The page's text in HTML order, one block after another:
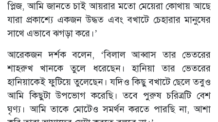
প্লিজ, আমি জানতে চাই আয়রার মতো মেয়েরা কোথায় আছে
যারা প্রকাশ্যে একজন উদ্ধত এবং বখাটে চেহারার মানুষের
সাথে এভাবে ঝগড়া করে।’
আরেকজন দর্শক বলেন, ‘বিলাল আব্বাস তার ভেতরের
শাহরুখ খানকে তুলে ধরেছেন। হানিয়া তার ভেতরের
হানিয়াকেই ফুটিয়ে তুলেছেন। যদিও কিছু বখাটে ছেলে তবুও
আমি কিছুটা উপভোগ করেছি। তবে পুরুষ চরিত্রটি বেশ
ঘৃণ্য। আমি তাকে মোটেও সমর্থন করতে পারছি না, আশা